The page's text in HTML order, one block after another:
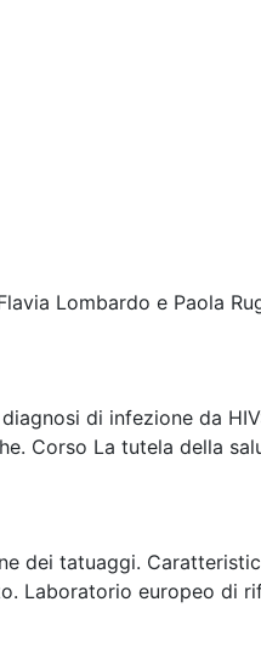
Lombardo e Paola
di infezione da
Corso La tutela della
dei tatuaggi.
Laboratorio europeo di